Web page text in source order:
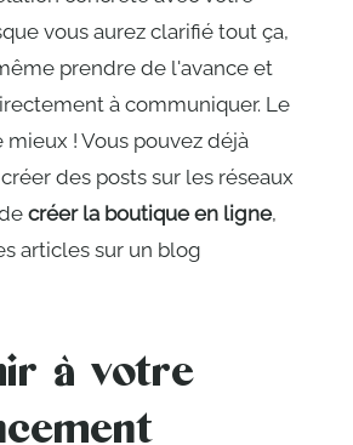
vous aurez clarifié tout ça,
prendre de l'avance et
à communiquer. Le
mieux ! Vous pouvez déjà
des posts sur les réseaux
créer la boutique en ligne,
articles sur un blog
à votre